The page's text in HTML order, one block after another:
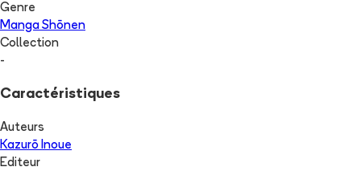
Genre
Manga Shōnen
Collection
-
Caractéristiques
Auteurs
Kazurō Inoue
Editeur